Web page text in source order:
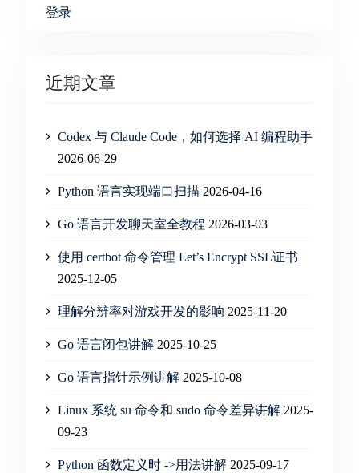
登录
近期文章
Codex 与 Claude Code，如何选择 AI 编程助手
2026-06-29
Python 语言实现端口扫描 2026-04-16
Go 语言开发聊天室全教程 2026-03-03
使用 certbot 命令管理 Let’s Encrypt SSL证书
2025-12-05
理解分辨率对游戏开发的影响 2025-11-20
Go 语言闭包讲解 2025-10-25
Go 语言指针示例讲解 2025-10-08
Linux 系统 su 命令和 sudo 命令差异讲解 2025-
09-23
Python 函数定义时 ->用法讲解 2025-09-17